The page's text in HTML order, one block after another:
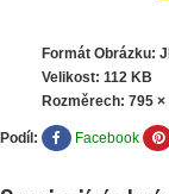
Formát Obrázku:
Velikost: 112 KB
Rozměrech: 795 ×
Podíl: Facebook